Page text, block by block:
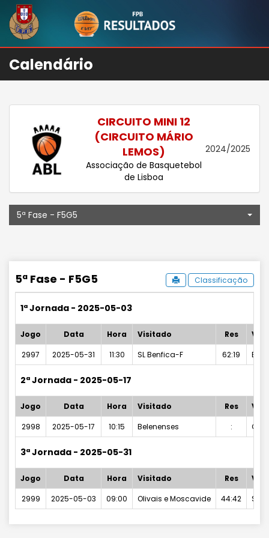
Calendário
CIRCUITO MINI 12
(CIRCUITO MÁRIO
LEMOS)
Associação de Basquetebol
de Lisboa
2024/2025
5ª Fase - F5G5
5ª Fase - F5G5 Classificação
1ª Jornada - 2025-05-03
Jogo Data Hora Visitado Res
2997
2025-05-31 11:30 SL Benfica-F 62:19
2ª Jornada - 2025-05-17
Jogo Data Hora Visitado Res
2998
2025-05-17 10:15 Belenenses :
3ª Jornada - 2025-05-31
Jogo Data Hora Visitado Res
2999
2025-05-03 09:00 Olivais e Moscavide 44:42 SL